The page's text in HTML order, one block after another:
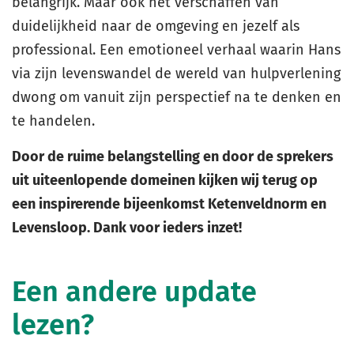
duidelijkheid naar de omgeving en jezelf als
professional. Een emotioneel verhaal waarin Hans
via zijn levenswandel de wereld van hulpverlening
dwong om vanuit zijn perspectief na te denken en
te handelen.
Door de ruime belangstelling en door de sprekers
uit uiteenlopende domeinen kijken wij terug op
een inspirerende bijeenkomst Ketenveldnorm en
Levensloop. Dank voor ieders inzet!
Een andere update
lezen?